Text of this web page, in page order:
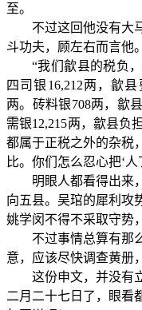
至。
不过这回他没有大
斗功夫，顾左右而言他。
“我们歙县的税负
四司银16,212两，歙
两。砖料银708两，歙
需银12,215两，歙县负
都属于正税之外的杂税
比。你们怎么忍心把‘
明眼人都看得出来
向五县。吴琯的犀利攻
姚学闵不得不采取守势
不过事情总算有那
意，应该尽快调查黄册
这份申文，并没有
二月二十七日了，眼看